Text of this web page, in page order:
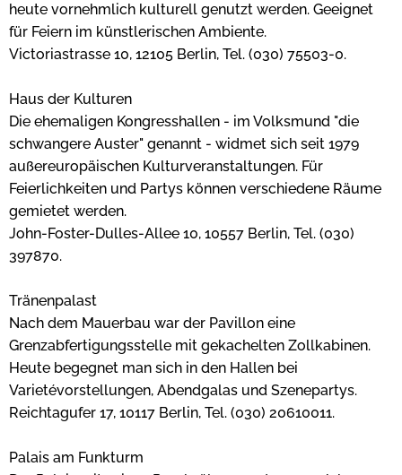
heute vornehmlich kulturell genutzt werden. Geeignet
für Feiern im künstlerischen Ambiente.
Victoriastrasse 10, 12105 Berlin, Tel. (030) 75503-0.
Haus der Kulturen
Die ehemaligen Kongresshallen - im Volksmund "die
schwangere Auster" genannt - widmet sich seit 1979
außereuropäischen Kulturveranstaltungen. Für
Feierlichkeiten und Partys können verschiedene Räume
gemietet werden.
John-Foster-Dulles-Allee 10, 10557 Berlin, Tel. (030)
397870.
Tränenpalast
Nach dem Mauerbau war der Pavillon eine
Grenzabfertigungsstelle mit gekachelten Zollkabinen.
Heute begegnet man sich in den Hallen bei
Varietévorstellungen, Abendgalas und Szenepartys.
Reichtagufer 17, 10117 Berlin, Tel. (030) 20610011.
Palais am Funkturm